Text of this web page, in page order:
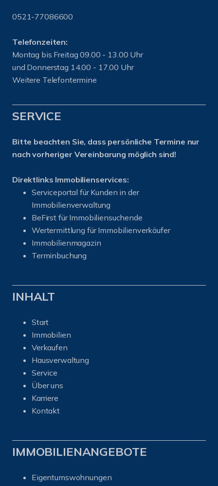
0521-77086600
Telefonzeiten:
Montag bis Freitag 09.00 - 13.00 Uhr
und Donnerstag 14.00 - 17.00 Uhr
Weitere Telefontermine
SERVICE
Bitte beachten Sie, dass persönliche Termine nur
nach vorheriger Vereinbarung möglich sind!
Direktlinks Immobilienservices:
Serviceportal für Kunden in der
Immobilienverwaltung
BeFirst für Immobiliensuchende
Wertermittlung für Immobilienverkäufer
Immobilienmagazin
Terminbuchung
INHALT
Start
Immobilien
Verkaufen
Hausverwaltung
Service
Über uns
Karriere
Kontakt
IMMOBILIENANGEBOTE
Eigentumswohnungen